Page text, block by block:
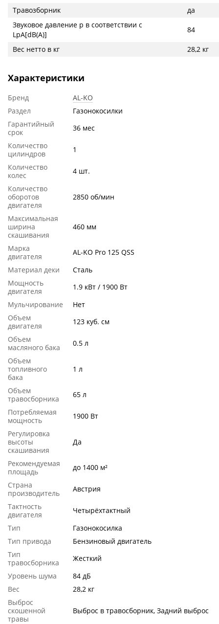
Травозборник
да
Звуковое давление p в соответствии с
LpA[dB(A)]
84
Вес нетто в кг 28,2 кг
Характеристики
Бренд
AL-KO
Раздел
Газонокосилки
Гарантийный
срок
36 мес
Количество
цилиндров
1
Количество
колес
4 шт.
Количество
оборотов
двигателя
2850 об/мин
Максимальная
ширина
скашивания
460 мм
Марка
двигателя
AL-KO Pro 125 QSS
Материал деки
Сталь
Мощность
двигателя
1.9 кВт / 1900 Вт
Мульчирование
Нет
Объем
двигателя
123 куб. см
Объем
масляного бака
0.5 л
Объем
топливного
бака
1 л
Объем
травосборника
65 л
Потребляемая
мощность
1900 Вт
Регулировка
высоты
скашивания
Да
Рекомендуемая
площадь
до 1400 м²
Страна
производитель
Австрия
Тактность
двигателя
Четырёхтактный
Тип
Газонокосилка
Тип привода
Бензиновый двигатель
Тип
травосборника
Жесткий
Уровень шума
84 дБ
Вес
28,2 кг
Выброс
скошенной
травы
Выброс в травосборник, Задний выброс